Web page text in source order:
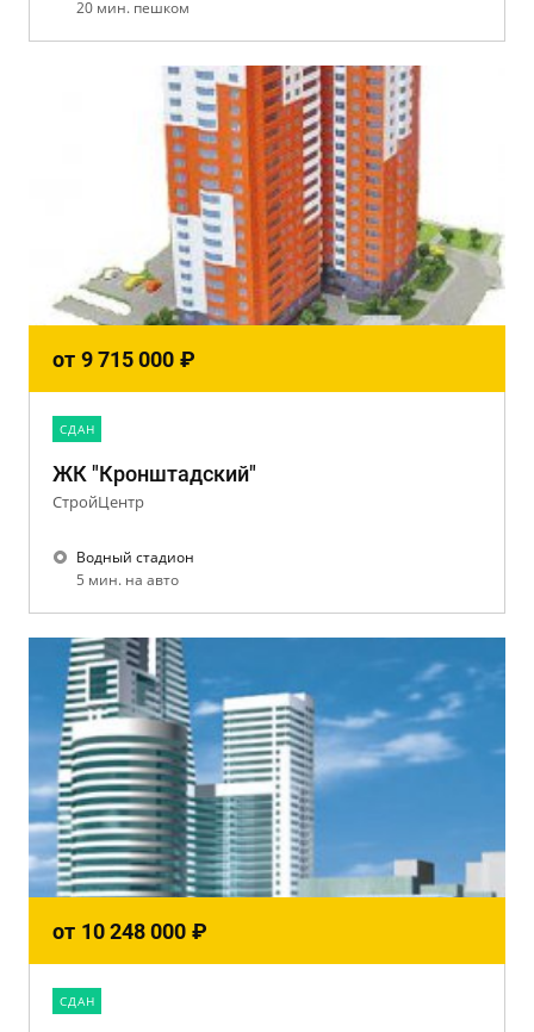
20 мин. пешком
от 9 715 000 ₽
CДАН
ЖК "Кронштадский"
СтройЦентр
Водный стадион
5 мин. на авто
от 10 248 000 ₽
CДАН